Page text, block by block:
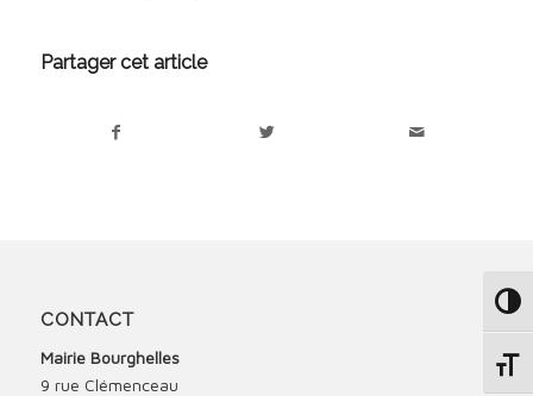
Partager cet article
CONTACT
Mairie Bourghelles
9 rue Clémenceau